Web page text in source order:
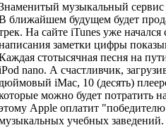
музыкальный сервис
ближайшем будущем будет
На сайте iTunes уже
заметки цифры
стотысячная песня на
nano. А счастливчик,
дюймовый iMac, 10 (десять)
можно будет потратить
Apple оплатит
учебных заведений.